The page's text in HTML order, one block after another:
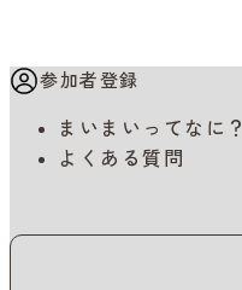
参加者登録
まいまいってなに？
よくある質問